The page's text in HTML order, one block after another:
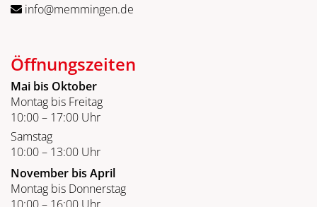
info@memmingen.de
Öffnungszeiten
Mai bis Oktober
Montag bis Freitag
10:00 – 17:00 Uhr
Samstag
10:00 – 13:00 Uhr
November bis April
Montag bis Donnerstag